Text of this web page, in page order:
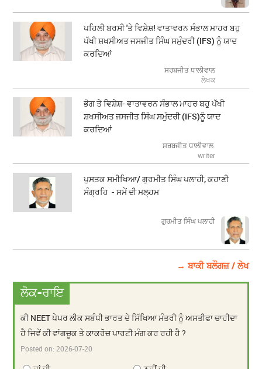
ਪਹਿਲੀ ਬਰਸੀ 'ਤੇ ਵਿਸ਼ੇਸ਼! ਵਾਤਾਵਰਨ ਸੰਭਾਲ ਮਾਹਰ ਬਹੁ
ਪੱਖੀ ਸ਼ਖਸੀਅਤ ਜਸਜੀਤ ਸਿੰਘ ਸਮੁੰਦਰੀ (IFS) ਨੂੰ ਯਾਦ
ਕਰਦਿਆਂ
ਸਰਬਜੀਤ ਧਾਲੀਵਾਲ
ਲੇਖਕ
ਭੋਗ ਤੇ ਵਿਸ਼ੇਸ਼- ਵਾਤਾਵਰਨ ਸੰਭਾਲ ਮਾਹਰ ਬਹੁ ਪੱਖੀ
ਸ਼ਖਸੀਅਤ ਜਸਜੀਤ ਸਿੰਘ ਸਮੁੰਦਰੀ (IFS)ਨੂੰ ਯਾਦ
ਕਰਦਿਆਂ
ਸਰਬਜੀਤ ਧਾਲੀਵਾਲ
writer
ਪੁਸਤਕ ਸਮੀਖਿਆ/ ਗੁਰਮੀਤ ਸਿੰਘ ਪਲਾਹੀ, ਕਹਾਣੀ
ਸੰਗ੍ਰਹਿ - ਸਮੇਂ ਦੀ ਮਲ੍ਹਮ
ਗੁਰਮੀਤ ਸਿੰਘ ਪਲਾਹੀ
→ ਬਾਕੀ ਬਲੌਗਜ਼ / ਲੇਖ
ਲੋਕ-ਰਾਇ
ਕੀ NEET ਪੇਪਰ ਲੀਕ ਸਬੰਧੀ ਭਾਰਤ ਦੇ ਸਿੱਖਿਆ ਮੰਤਰੀ ਨੂੰ ਅਸਤੀਫਾ ਚਾਹੀਦਾ
ਹੈ ਜਿਵੇਂ ਕੀ ਵਾਂਗਚੂਕ ਤੇ ਕਾਕਰੋਚ ਪਾਰਟੀ ਮੰਗ ਕਰ ਰਹੀ ਹੈ ?
Posted on:2026-07-20